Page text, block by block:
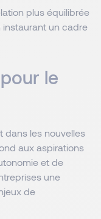
plus équilibrée
un cadre
le
dans les nouvelles
aux aspirations
et de
une
de